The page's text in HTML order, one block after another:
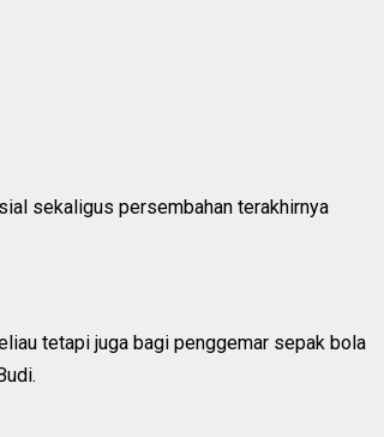
sekaligus persembahan terakhirnya
tetapi juga bagi penggemar sepak bola